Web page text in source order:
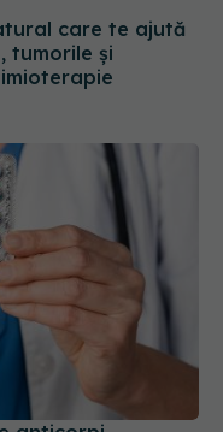
anticorpi
D, eliberat în